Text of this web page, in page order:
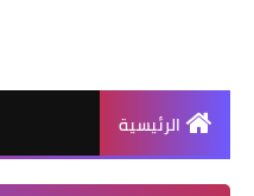
الرئيسية